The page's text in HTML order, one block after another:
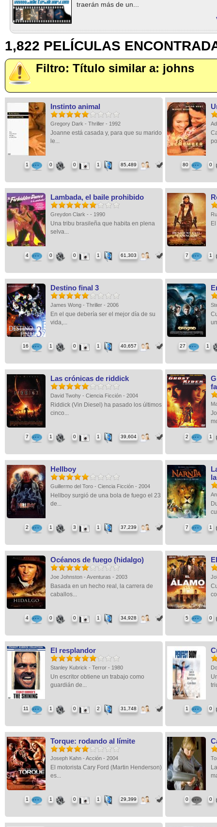
traerán más de un...
1,822 PELÍCULAS
Filtro: Título similar a: johns
Instinto animal
Gregory Dark - Thriller - 1992
Joanne está casada y, para que su marido
le...
1 0 0 1 85,489 80 0
Lambada, el baile prohibido
Greydon Clark - - 1990
Una tribu brasileña que habita en plena
selva...
4 0 0 1 61,303 7 1
Destino final 3
James Wong - Thriller - 2006
En el que debería ser el mejor día de su
vida,...
16 1 0 1 40,657 27 1
Las crónicas de riddick
David Twohy - Ciencia Ficción - 2004
Riddick (Vin Diesel) ha pasado los últimos
cinco...
7 1 0 1 39,604 2 1
Hellboy
Guillermo del Toro - Ciencia Ficción - 2004
Hellboy surgió de una bola de fuego el 23
de...
2 1 3 1 37,239 7 1
Océanos de fuego (hidalgo)
Joe Johnston - Aventuras - 2003
Basada en un hecho real, la carrera de
caballos...
4 0 0 1 34,928 5 0
El resplandor
Stanley Kubrick - Terror - 1980
Un escritor obtiene un trabajo como
guardián de...
11 1 0 2 31,748 1 0
Torque: rodando al límite
Joseph Kahn - Acción - 2004
El motorista Cary Ford (Martin Henderson)
es...
1 1 0 1 29,399 0 0